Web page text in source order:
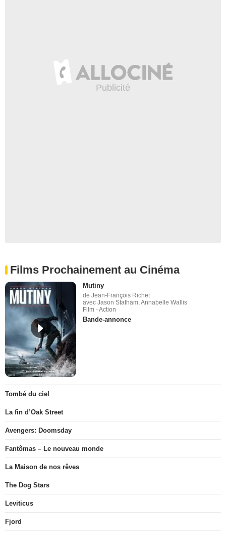
Films Prochainement au Cinéma
Mutiny
de Jean-François Richet
avec Jason Statham, Annabelle Wallis
Film - Action
Bande-annonce
Tombé du ciel
La fin d’Oak Street
Avengers: Doomsday
Fantômas – Le nouveau monde
La Maison de nos rêves
The Dog Stars
Leviticus
Fjord